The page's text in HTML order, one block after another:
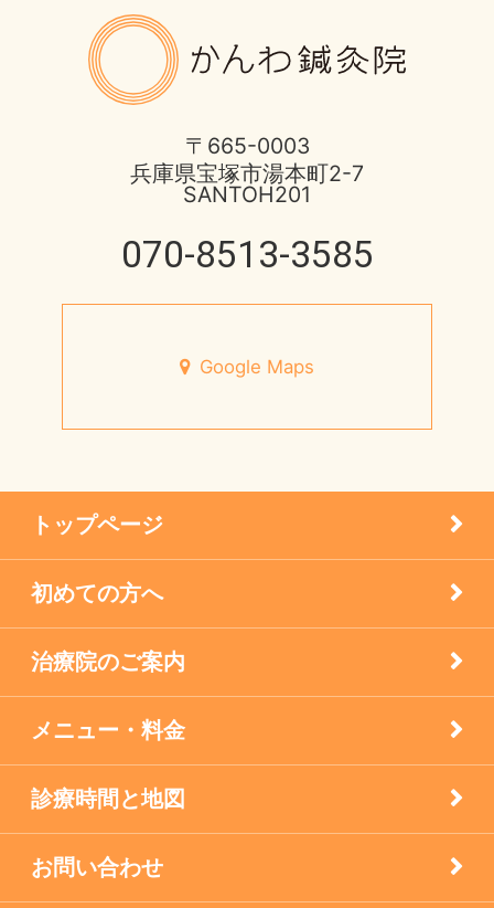
ほっとひと息
円形脱毛症
未分類
疾患
眼科の鍼灸
膝痛治療
西宮市のお店
逆子の鍼灸
8月営業日のお知らせ
酷暑に負けない体つくり
未来の健康を支える
宝塚市 メニエール病 20代 女性
メニエル病・突発性難聴のケア
〒665-0003
兵庫県宝塚市湯本町2-7
SANTOH201
070-8513-3585
Google Maps
トップページ
初めての方へ
治療院のご案内
メニュー・料金
診療時間と地図
お問い合わせ